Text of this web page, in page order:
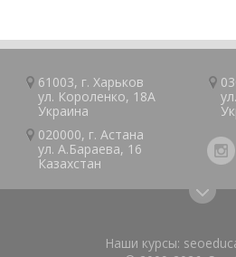
61003, г.Харьков
ул. Короленко, 18А
Украина
020000, г.Астана
ул. А.Барaeва, 16
Казaxcтан
Наши курсы: